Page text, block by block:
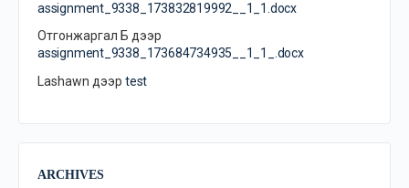
assignment_9338_173832819992__1_1.docx
Отгонжаргал Б дээр
assignment_9338_173684734935__1_1_.docx
Lashawn дээр test
ARCHIVES